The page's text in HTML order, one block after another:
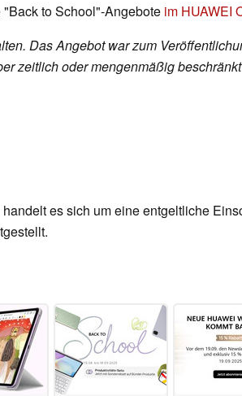
to School"-Angebote im HUAWEI
Das Angebot war zum
zeitlich oder mengenmäßig
es sich um eine entgeltliche